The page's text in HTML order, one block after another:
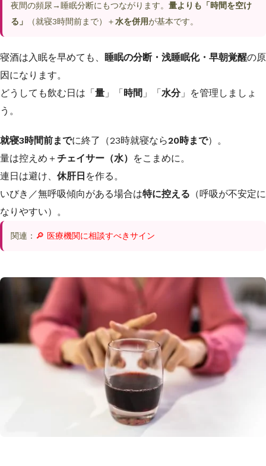
夜間の頻尿→睡眠分断にもつながります。 量よりも「時間を空け
る」
（就寝3時間前まで）＋水を併用が基本です。
寝酒は入眠を早めても、 睡眠の分断・浅睡眠化・早朝覚醒の原
因になります。
どうしても飲む日は「 量 」「 時間 」「 水分」を管理しましょ
う。
就寝3時間前までに終了（23時就寝なら20時まで）。
量は控えめ＋チェイサー（水） をこまめに。
連日は避け、 休肝日 を作る。
いびき／無呼吸傾向がある場合は特に控える （呼吸が不安定に
なりやすい）。
関連： 🔎 医療機関に相談すべきサイン